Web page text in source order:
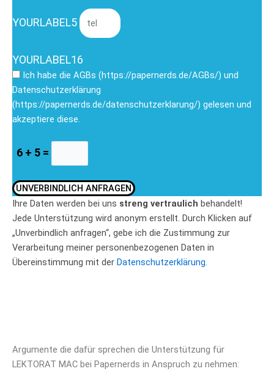
YOURLABEL5
YOURLABEL16
Ich habe die AGBs (https://papernerds.de/AGBs/) und
Datenschutzerklärung
(https://papernerds.de/datenschutzerklarung/) gelesen und
akzeptiere diese.
6 + 5 =
UNVERBINDLICH ANFRAGEN
Ihre Daten werden bei uns streng vertraulich behandelt!
Jede Unterstützung wird anonym erstellt. Durch Klicken auf
„Unverbindlich anfragen“, gebe ich die Zustimmung zur
Verarbeitung meiner personenbezogenen Daten in
Übereinstimmung mit der Datenschutzerklärung.
Argumente die dafür sprechen die Unterstützung für
LEKTORAT MAC bei Papernerds in Anspruch zu nehmen: